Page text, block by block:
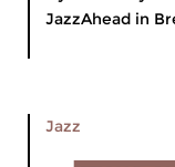
JazzAhead in
Jazz